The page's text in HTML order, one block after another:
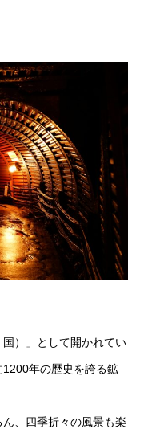
）」として開かれてい
年の歴史を誇る鉱
、四季折々の風景も楽